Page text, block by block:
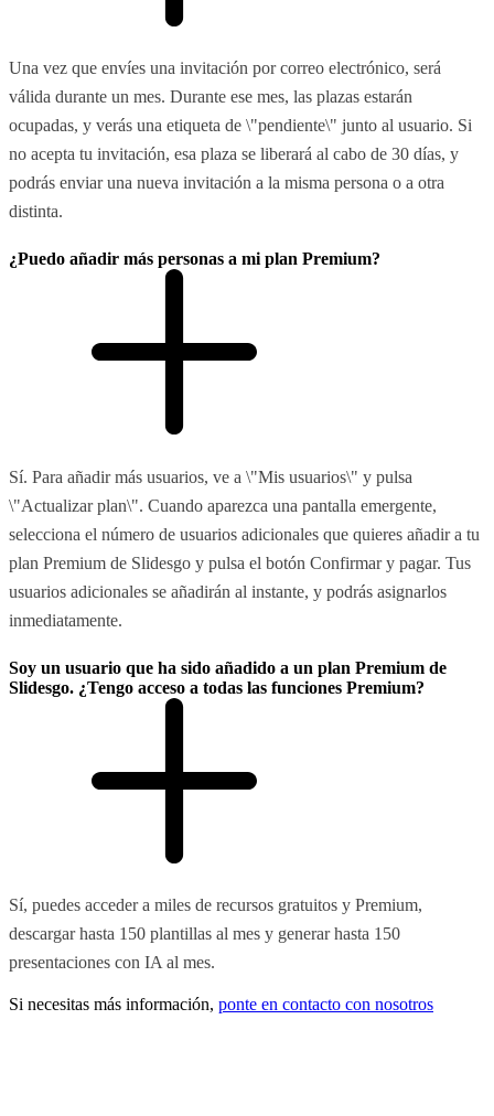
Una vez que envíes una invitación por correo electrónico, será
válida durante un mes. Durante ese mes, las plazas estarán
ocupadas, y verás una etiqueta de \"pendiente\" junto al usuario. Si
no acepta tu invitación, esa plaza se liberará al cabo de 30 días, y
podrás enviar una nueva invitación a la misma persona o a otra
distinta.
¿Puedo añadir más personas a mi plan Premium?
Sí. Para añadir más usuarios, ve a \"Mis usuarios\" y pulsa
\"Actualizar plan\". Cuando aparezca una pantalla emergente,
selecciona el número de usuarios adicionales que quieres añadir a tu
plan Premium de Slidesgo y pulsa el botón Confirmar y pagar. Tus
usuarios adicionales se añadirán al instante, y podrás asignarlos
inmediatamente.
Soy un usuario que ha sido añadido a un plan Premium de
Slidesgo. ¿Tengo acceso a todas las funciones Premium?
Sí, puedes acceder a miles de recursos gratuitos y Premium,
descargar hasta 150 plantillas al mes y generar hasta 150
presentaciones con IA al mes.
Si necesitas más información, ponte en contacto con nosotros